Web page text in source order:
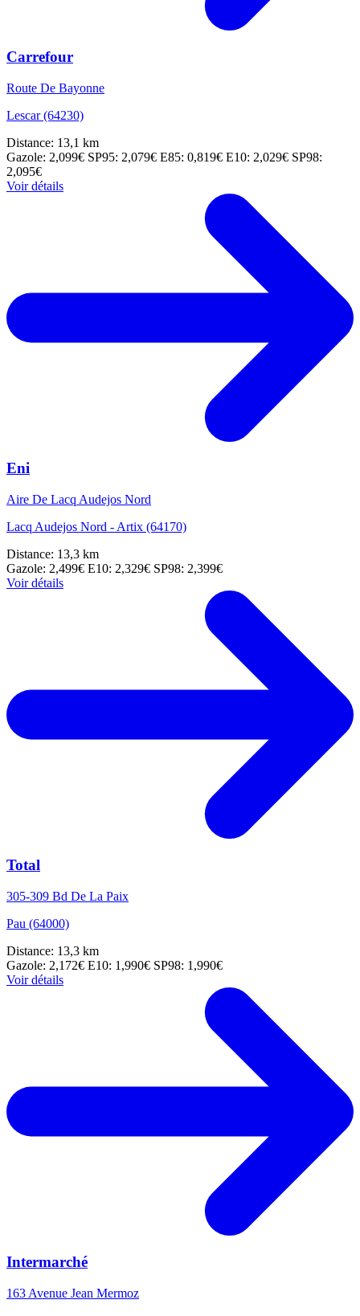
Carrefour
Route De Bayonne
Lescar (64230)
Distance: 13,1 km
Gazole: 2,099€ SP95: 2,079€ E85: 0,819€ E10: 2,029€ SP98:
2,095€
Voir détails
Eni
Aire De Lacq Audejos Nord
Lacq Audejos Nord - Artix (64170)
Distance: 13,3 km
Gazole: 2,499€ E10: 2,329€ SP98: 2,399€
Voir détails
Total
305-309 Bd De La Paix
Pau (64000)
Distance: 13,3 km
Gazole: 2,172€ E10: 1,990€ SP98: 1,990€
Voir détails
Intermarché
163 Avenue Jean Mermoz